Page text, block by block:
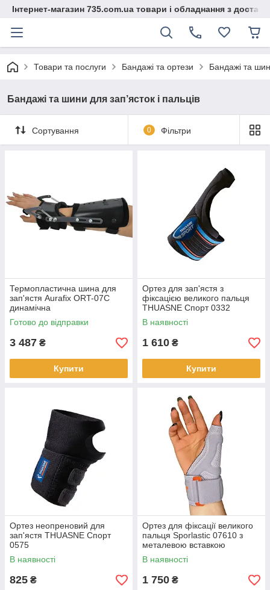
Інтернет-магазин 735.com.ua товари і обладнання з
Товари та послуги Бандажі та ортези Бандажі та
Бандажі та шини для зап’ясток і пальців
Сортування 0 Фільтри
Термопластична шина для
зап'ястя Aurafix ORT-07C
динамічна
Готово до відправки
3 487 ₴
Купити
Ортез для зап'ястя з
фіксацією великого пальця
THUASNE Спорт 0332
В наявності
1 610 ₴
Купити
Ортез неопреновий для
зап'ястя THUASNE Спорт
0575
В наявності
825 ₴
Ортез для фіксації великого
пальця Sporlastic 07610 з
металевою вставкою
В наявності
1 750 ₴